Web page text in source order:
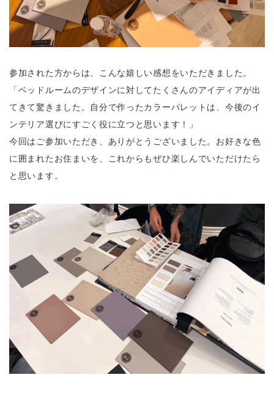
参加された方からは、こんな嬉しい感想をいただきました。
「ベッドルームのデザインに対してたくさんのアイディアが出
てきて驚きました。自分で作ったカラーパレットは、今後のイ
ンテリア選びにすごく役に立つと思います！」
今回はご参加いただき、ありがとうございました。お好きな色
に囲まれたお住まいを、これからもぜひ楽しんでいただけたら
と思います。